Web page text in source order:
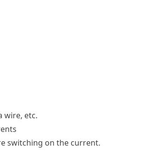
wire, etc.
switching on the current.